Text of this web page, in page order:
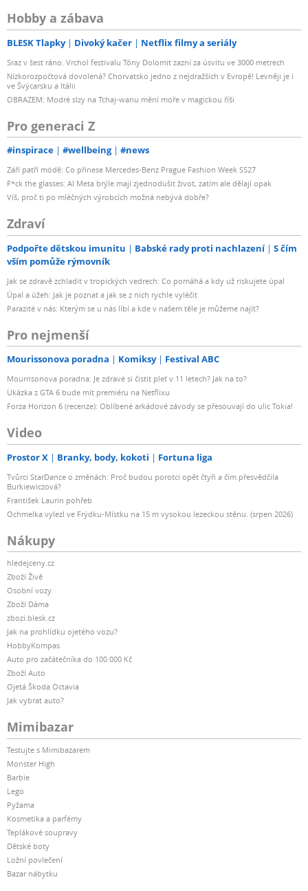
Hobby a zábava
BLESK Tlapky Divoký kačer Netflix filmy a seriály
Sraz v šest ráno. Vrchol festivalu Tóny Dolomit zazní za úsvitu ve 3000 metrech
Nízkorozpočtová dovolená? Chorvatsko jedno z nejdražších v Evropě! Levněji je i
ve Švýcarsku a Itálii
OBRAZEM: Modré slzy na Tchaj-wanu mění moře v magickou říši
Pro generaci Z
#inspirace #wellbeing #news
Září patří módě: Co přinese Mercedes-Benz Prague Fashion Week SS27
F*ck the glasses: AI Meta brýle mají zjednodušit život, zatím ale dělají opak
Víš, proč ti po mléčných výrobcích možná nebývá dobře?
Zdraví
Podpořte dětskou imunitu Babské rady proti nachlazení
S čím
vším pomůže rýmovník
Jak se zdravě zchladit v tropických vedrech: Co pomáhá a kdy už riskujete úpal
Úpal a úžeh: Jak je poznat a jak se z nich rychle vyléčit
Parazité v nás: Kterým se u nás líbí a kde v našem těle je můžeme najít?
Pro nejmenší
Mourissonova poradna Komiksy Festival ABC
Mourrisonova poradna: Je zdravé si čistit pleť v 11 letech? Jak na to?
Ukázka z GTA 6 bude mít premiéru na Netflixu
Forza Horizon 6 (recenze): Oblíbené arkádové závody se přesouvají do ulic Tokia!
Video
Prostor X Branky, body, kokoti Fortuna liga
Tvůrci StarDance o změnách: Proč budou porotci opět čtyři a čím přesvědčila
Burkiewiczová?
František Laurin pohřeb
Ochmelka vylezl ve Frýdku-Místku na 15 m vysokou lezeckou stěnu. (srpen 2026)
Nákupy
hledejceny.cz
Zboží Živě
Osobní vozy
Zboží Dáma
zbozi.blesk.cz
Jak na prohlídku ojetého vozu?
HobbyKompas
Auto pro začátečníka do 100 000 Kč
Zboží Auto
Ojetá Škoda Octavia
Jak vybrat auto?
Mimibazar
Testujte s Mimibazarem
Monster High
Barbie
Lego
Pyžama
Kosmetika a parfémy
Teplákové soupravy
Dětské boty
Ložní povlečení
Bazar nábytku